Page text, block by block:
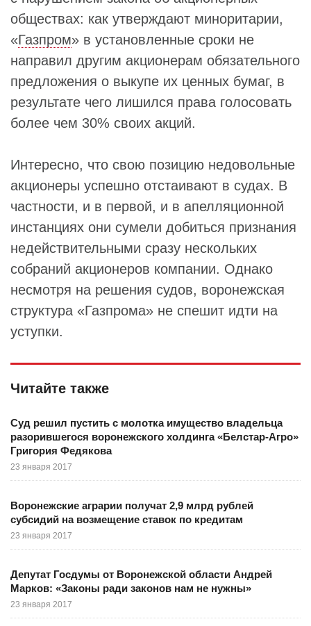
обществах: как утверждают миноритарии,
«Газпром» в установленные сроки не
направил другим акционерам обязательного
предложения о выкупе их ценных бумаг, в
результате чего лишился права голосовать
более чем 30% своих акций.
Интересно, что свою позицию недовольные
акционеры успешно отстаивают в судах. В
частности, и в первой, и в апелляционной
инстанциях они сумели добиться признания
недействительными сразу нескольких
собраний акционеров компании. Однако
несмотря на решения судов, воронежская
структура «Газпрома» не спешит идти на
уступки.
Читайте также
Суд решил пустить с молотка имущество владельца
разорившегося воронежского холдинга «Белстар-Агро»
Григория Федякова
23 января 2017
Воронежские аграрии получат 2,9 млрд рублей
субсидий на возмещение ставок по кредитам
23 января 2017
Депутат Госдумы от Воронежской области Андрей
Марков: «Законы ради законов нам не нужны»
23 января 2017